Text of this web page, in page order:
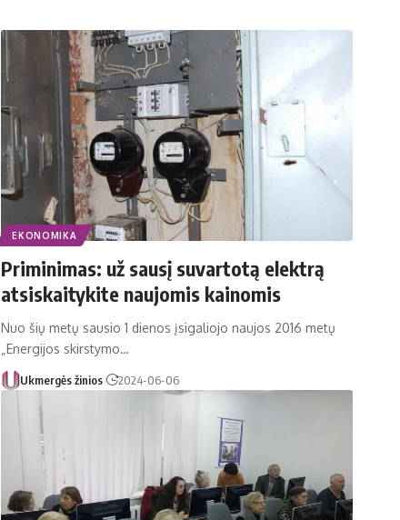
EKONOMIKA
Priminimas: už sausį suvartotą elektrą
atsiskaitykite naujomis kainomis
Nuo šių metų sausio 1 dienos įsigaliojo naujos 2016 metų
„Energijos skirstymo…
Ukmergės žinios 2024-06-06